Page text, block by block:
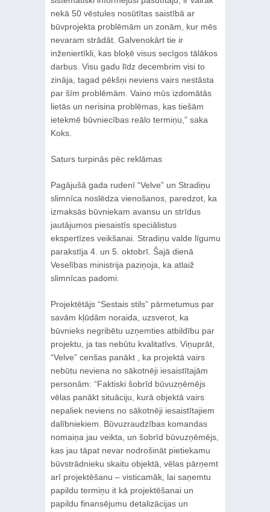
nekā 50 vēstules nosūtītas saistībā ar
būvprojekta problēmām un zonām, kur mēs
nevaram strādāt. Galvenokārt tie ir
inženiertīkli, kas bloķē visus secīgos tālākos
darbus. Visu gadu līdz decembrim visi to
zināja, tagad pēkšņi neviens vairs nestāsta
par šīm problēmām. Vaino mūs izdomātās
lietās un nerisina problēmas, kas tiešām
ietekmē būvniecības reālo termiņu,” saka
Koks.
Saturs turpinās pēc reklāmas
Pagājušā gada rudenī “Velve” un Stradiņu
slimnīca noslēdza vienošanos, paredzot, ka
izmaksās būvniekam avansu un strīdus
jautājumos piesaistīs speciālistus
ekspertīzes veikšanai. Stradiņu valde līgumu
parakstīja 4. un 5. oktobrī. Šajā dienā
Veselības ministrija paziņoja, ka atlaiž
slimnīcas padomi.
Projektētājs “Sestais stils” pārmetumus par
savām kļūdām noraida, uzsverot, ka
būvnieks negribētu uzņemties atbildību par
projektu, ja tas nebūtu kvalitatīvs. Viņuprāt,
“Velve” cenšas panākt , ka projektā vairs
nebūtu neviena no sākotnēji iesaistītajām
personām: “Faktiski šobrīd būvuzņēmējs
vēlas panākt situāciju, kurā objektā vairs
nepaliek neviens no sākotnēji iesaistītajiem
dalībniekiem. Būvuzraudzības komandas
nomaiņa jau veikta, un šobrīd būvuzņēmējs,
kas jau tāpat nevar nodrošināt pietiekamu
būvstrādnieku skaitu objektā, vēlas pārņemt
arī projektēšanu – visticamāk, lai saņemtu
papildu termiņu it kā projektēšanai un
papildu finansējumu detalizācijas un